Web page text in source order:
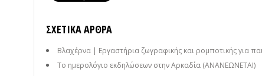
ΣΧΕΤΙΚΆ ΆΡΘΡΑ
Βλαχέρνα | Εργαστήρια ζωγραφικής και ρομποτικής για
Το ημερολόγιο εκδηλώσεων στην Αρκαδία (ΑΝΑΝΕΩΝΕΤΑΙ)